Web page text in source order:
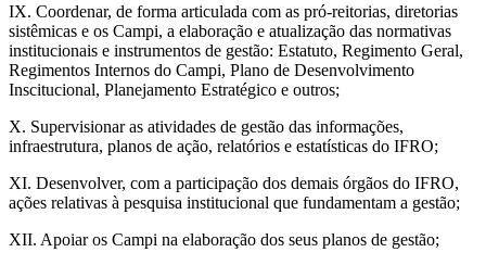
IX. Coordenar, de forma articulada com as pró-reitorias, diretorias
sistêmicas e os Campi, a elaboração e atualização das normativas
institucionais e instrumentos de gestão: Estatuto, Regimento Geral,
Regimentos Internos do Campi, Plano de Desenvolvimento
Inscitucional, Planejamento Estratégico e outros;
X. Supervisionar as atividades de gestão das informações,
infraestrutura, planos de ação, relatórios e estatísticas do IFRO;
XI. Desenvolver, com a participação dos demais órgãos do IFRO,
ações relativas à pesquisa institucional que fundamentam a gestão;
XII. Apoiar os Campi na elaboração dos seus planos de gestão;